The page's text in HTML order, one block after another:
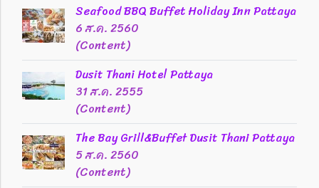
Seafood BBQ Buffet Holiday Inn Pattaya
6 ส.ค. 2560
(Content)
Dusit Thani Hotel Pattaya
31 ส.ค. 2555
(Content)
The Bay Grill&Buffet Dusit Thani Pattaya
5 ส.ค. 2560
(Content)